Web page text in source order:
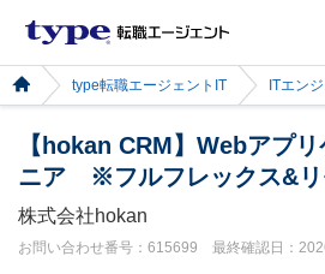
type転職エージェントIT ITエン
【hokan CRM】Webアプ
ニア ※フルフレックス&リ
株式会社hokan
お問い合わせ番号：615699 最終確認日：